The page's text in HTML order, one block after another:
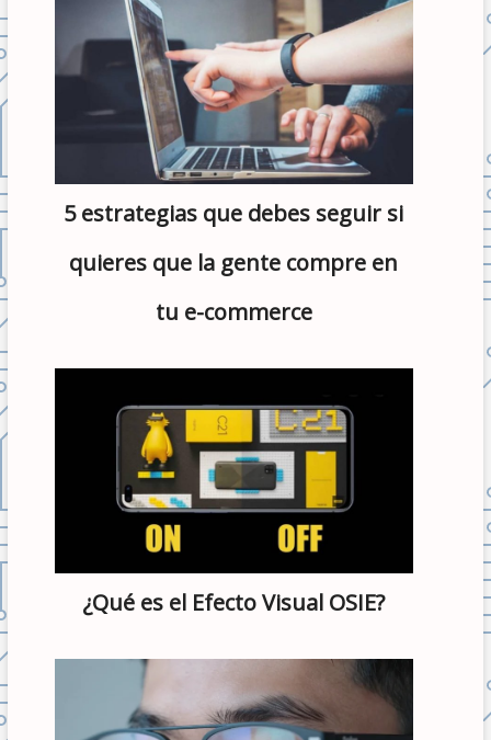
5 estrategias que debes seguir si
quieres que la gente compre en
tu e-commerce
¿Qué es el Efecto Visual OSIE?